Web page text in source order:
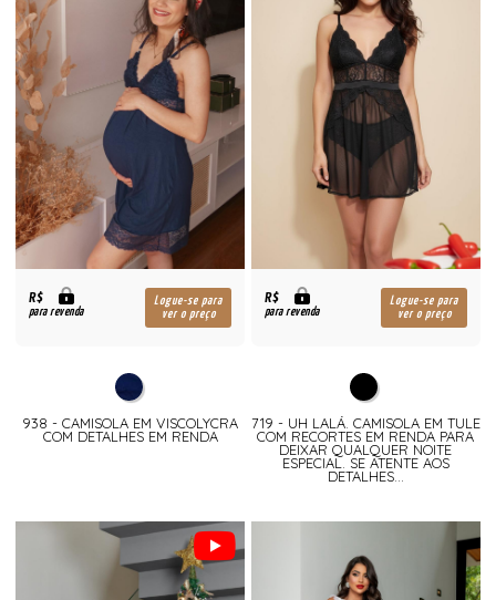
R$
para revenda
Logue-se para
ver o preço
938 - CAMISOLA EM VISCOLYCRA
COM DETALHES EM RENDA
R$
para revenda
Logue-se para
ver o preço
719 - UH LALÁ. CAMISOLA EM TULE
COM RECORTES EM RENDA PARA
DEIXAR QUALQUER NOITE
ESPECIAL. SE ATENTE AOS
DETALHES...